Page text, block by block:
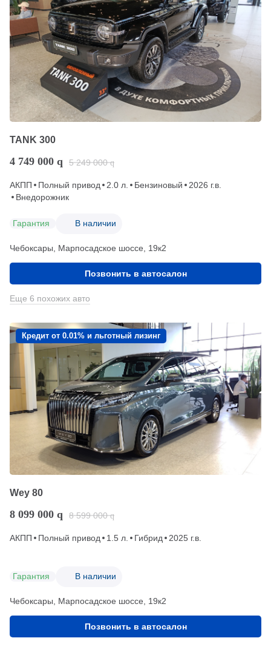
TANK 300
4 749 000 q 5 249 000 q
АКПП Полный привод 2.0 л. Бензиновый
2026 г.в.
Внедорожник
Гарантия В наличии
Чебоксары, Марпосадское шоссе, 19к2
Позвонить в автосалон
Еще 6 похожих авто
Кредит от 0.01% и льготный лизинг
Wey 80
8 099 000 q 8 599 000 q
АКПП Полный привод 1.5 л. Гибрид 2025 г.в.
Гарантия В наличии
Чебоксары, Марпосадское шоссе, 19к2
Позвонить в автосалон